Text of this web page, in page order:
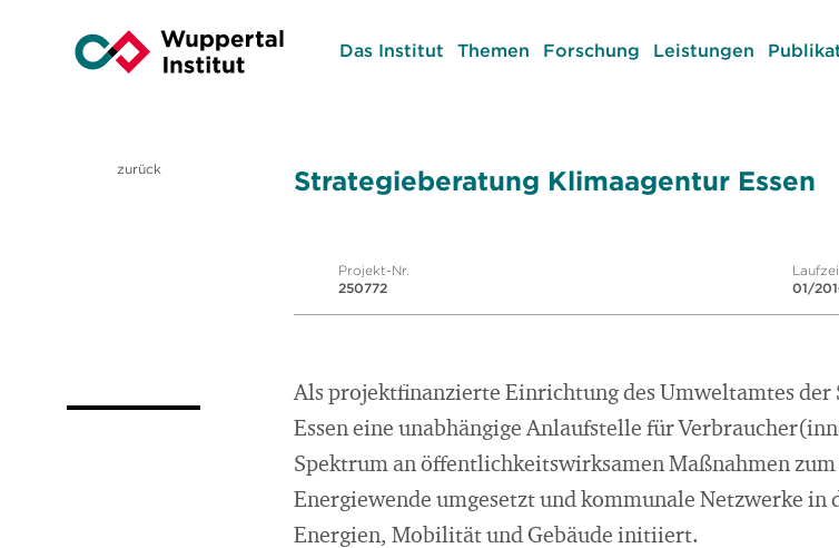
Das Institut Themen Forschung Leistungen
zurück Strategieberatung Klimaagentur Essen
Projekt-Nr.
250772
01/
Als projektfinanzierte Einrichtung des Umweltamtes der
Essen eine unabhängige Anlaufstelle für
Spektrum an öffentlichkeitswirksamen Maßnahmen
Energiewende umgesetzt und kommunale Netzwerke in
Energien, Mobilität und Gebäude initiiert.